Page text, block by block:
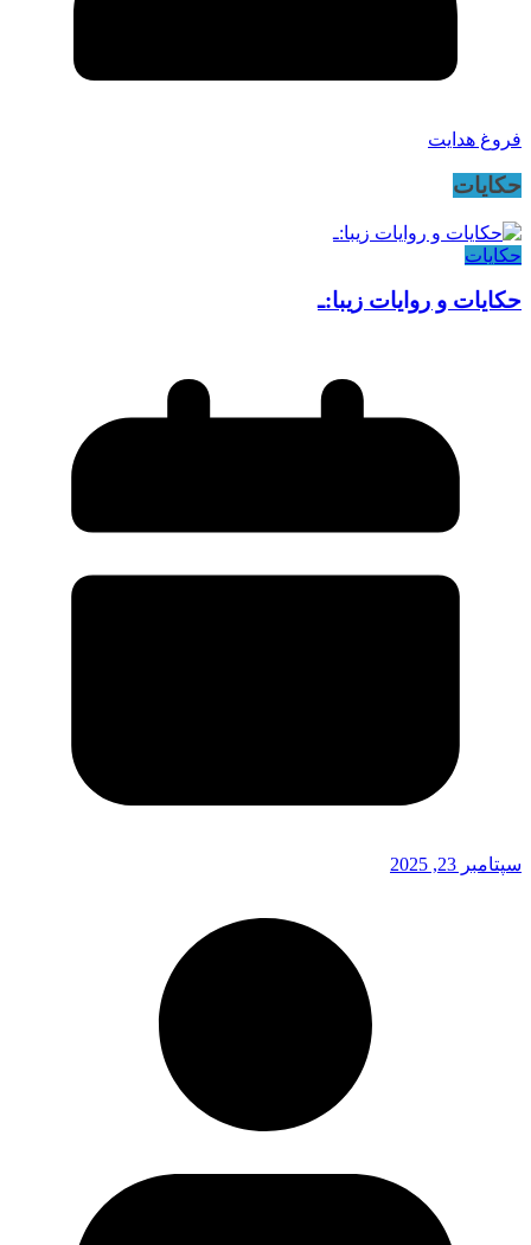
فروغ هدایت
حکایات
حکایات
حکایات و روایات زیبا:ـ
سپتامبر 23, 2025